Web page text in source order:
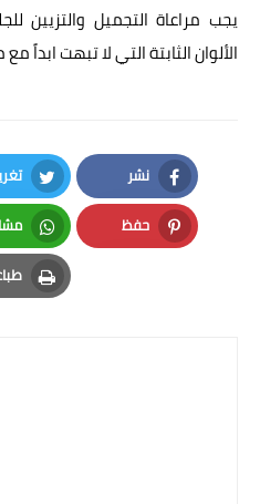
يجب مراعاة التجميل والتزيين
الألوان الثابتة التي لا تبهت ابداً
نشر
Facebook
حفظ
Pinterest
Print